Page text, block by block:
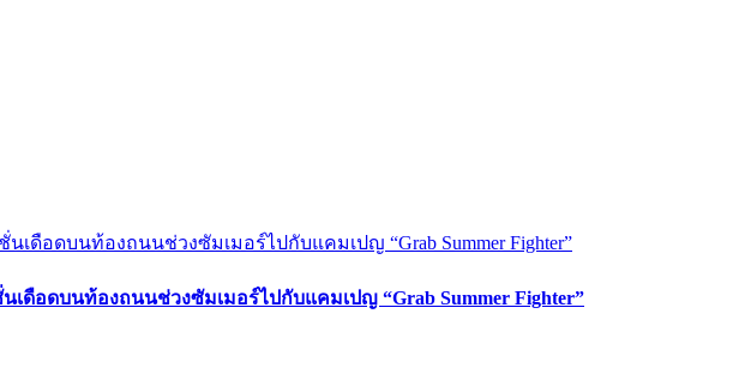
อดบนท้องถนนช่วงซัมเมอร์ไปกับแคมเปญ “Grab Summer Fighter”